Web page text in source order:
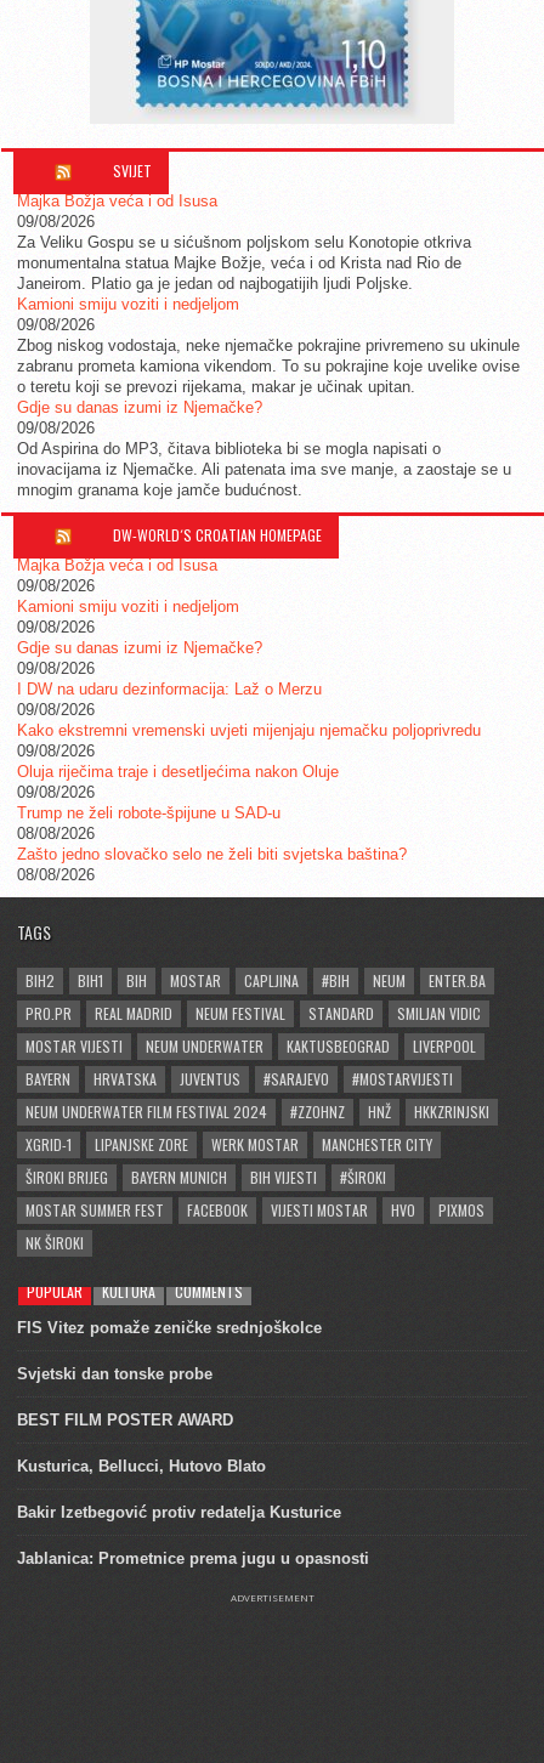
SVIJET
Majka Božja veća i od Isusa
09/08/2026
Za Veliku Gospu se u sićušnom poljskom selu Konotopie otkriva
monumentalna statua Majke Božje, veća i od Krista nad Rio de
Janeirom. Platio ga je jedan od najbogatijih ljudi Poljske.
Kamioni smiju voziti i nedjeljom
09/08/2026
Zbog niskog vodostaja, neke njemačke pokrajine privremeno su ukinule
zabranu prometa kamiona vikendom. To su pokrajine koje uvelike ovise
o teretu koji se prevozi rijekama, makar je učinak upitan.
Gdje su danas izumi iz Njemačke?
09/08/2026
Od Aspirina do MP3, čitava biblioteka bi se mogla napisati o
inovacijama iz Njemačke. Ali patenata ima sve manje, a zaostaje se u
mnogim granama koje jamče budućnost.
DW-WORLD´S CROATIAN HOMEPAGE
Majka Božja veća i od Isusa
09/08/2026
Kamioni smiju voziti i nedjeljom
09/08/2026
Gdje su danas izumi iz Njemačke?
09/08/2026
I DW na udaru dezinformacija: Laž o Merzu
09/08/2026
Kako ekstremni vremenski uvjeti mijenjaju njemačku poljoprivredu
09/08/2026
Oluja riječima traje i desetljećima nakon Oluje
09/08/2026
Trump ne želi robote-špijune u SAD-u
08/08/2026
Zašto jedno slovačko selo ne želi biti svjetska baština?
08/08/2026
TAGS
BIH2 BIH1 BIH MOSTAR CAPLJINA #BIH NEUM
ENTER.BA
PRO.PR
REAL MADRID NEUM FESTIVAL STANDARD
SMILJAN VIDIC
MOSTAR VIJESTI
NEUM UNDERWATER KAKTUSBEOGRAD
LIVERPOOL
BAYERN
HRVATSKA JUVENTUS #SARAJEVO
#MOSTARVIJESTI
NEUM UNDERWATER FILM FESTIVAL 2024
#ZZOHNZ HNŽ
HKKZRINJSKI
XGRID-1
LIPANJSKE ZORE WERK MOSTAR
MANCHESTER CITY
ŠIROKI BRIJEG
BAYERN MUNICH BIH VIJESTI
#ŠIROKI
MOSTAR SUMMER FEST
FACEBOOK VIJESTI MOSTAR HVO
PIXMOS
NK ŠIROKI
POPULAR KULTURA COMMENTS
FIS Vitez pomaže zeničke srednjoškolce
Svjetski dan tonske probe
BEST FILM POSTER AWARD
Kusturica, Bellucci, Hutovo Blato
Bakir Izetbegović protiv redatelja Kusturice
Jablanica: Prometnice prema jugu u opasnosti
ADVERTISEMENT